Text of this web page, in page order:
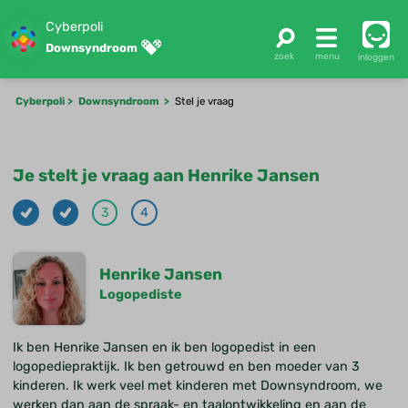
Cyberpoli
Downsyndroom
inloggen
Cyberpoli Downsyndroom Stel je vraag
Je stelt je vraag aan Henrike Jansen
3 4
Henrike Jansen
Logopediste
Ik ben Henrike Jansen en ik ben logopedist in een
logopediepraktijk. Ik ben getrouwd en ben moeder van 3
kinderen. Ik werk veel met kinderen met Downsyndroom, we